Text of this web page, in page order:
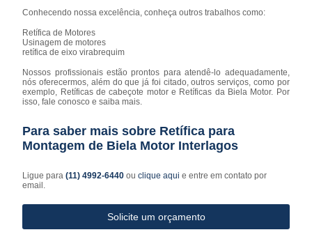
Conhecendo nossa excelência, conheça outros trabalhos como:
Retífica de Motores
Usinagem de motores
retífica de eixo virabrequim
Nossos profissionais estão prontos para atendê-lo adequadamente,
nós oferecermos, além do que já foi citado, outros serviços, como por
exemplo, Retíficas de cabeçote motor e Retíficas da Biela Motor. Por
isso, fale conosco e saiba mais.
Para saber mais sobre Retífica para
Montagem de Biela Motor Interlagos
Ligue para(11) 4992-6440ouclique aqui e entre em contato por
email.
Solicite um orçamento